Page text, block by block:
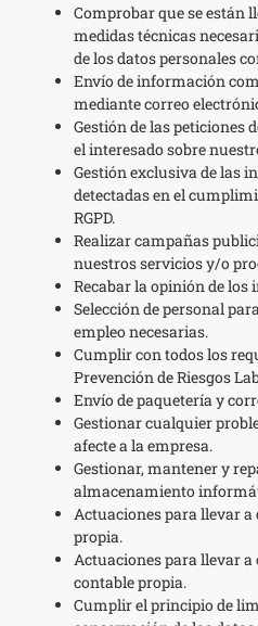
Comprobar que se están
medidas técnicas
de los datos personales
Envío de información
mediante correo
Gestión de las peticiones
el interesado sobre
Gestión exclusiva de las
detectadas en el
RGPD.
Realizar campañas
nuestros servicios y/o
Recabar la opinión de los
Selección de personal
empleo necesarias.
Cumplir con todos los
Prevención de Riesgos
Envío de paquetería y
Gestionar cualquier
afecte a la empresa.
Gestionar, mantener y
almacenamiento
Actuaciones para llevar
propia.
Actuaciones para llevar a
contable propia.
Cumplir el principio de